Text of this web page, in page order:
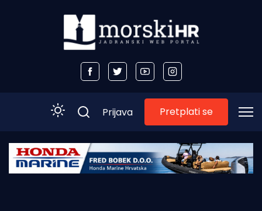
Početna
Prijava Pretplati se